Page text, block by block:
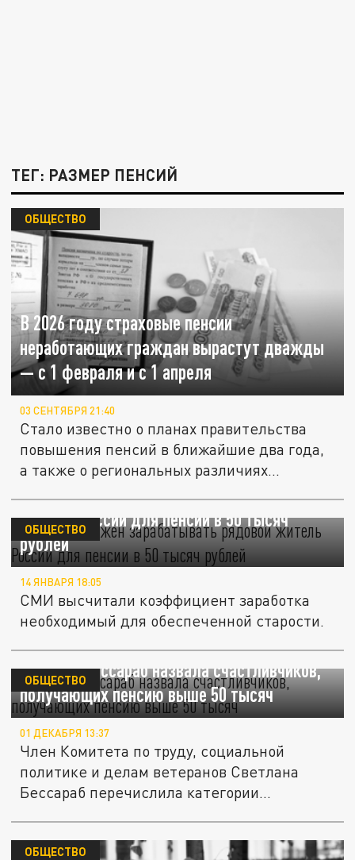
ТЕГ: РАЗМЕР ПЕНСИЙ
В 2026 году страховые пенсии
неработающих граждан вырастут дважды
— с 1 февраля и с 1 апреля
ОБЩЕСТВО
03 СЕНТЯБРЯ 21:40
Стало известно о планах правительства
повышения пенсий в ближайшие два года,
а также о региональных различиях...
Сколько должен зарабатывать рядовой
житель России для пенсии в 50 тысяч
рублей
ОБЩЕСТВО
14 ЯНВАРЯ 18:05
СМИ высчитали коэффициент заработка
необходимый для обеспеченной старости.
Депутат Бессараб назвала счастливчиков,
получающих пенсию выше 50 тысяч
ОБЩЕСТВО
01 ДЕКАБРЯ 13:37
Член Комитета по труду, социальной
политике и делам ветеранов Светлана
Бессараб перечислила категории
ОБЩЕСТВО